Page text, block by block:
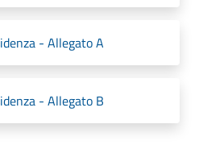
- Allegato A
- Allegato B